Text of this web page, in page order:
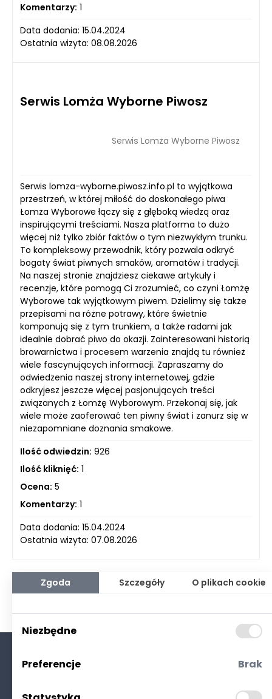
Komentarzy: 1
Data dodania: 15.04.2024
Ostatnia wizyta: 08.08.2026
Serwis Lomża Wyborne Piwosz
Serwis Lomża Wyborne Piwosz
Serwis lomza-wyborne.piwosz.info.pl to wyjątkowa
przestrzeń, w której miłość do doskonałego piwa
Łomża Wyborowe łączy się z głęboką wiedzą oraz
inspirującymi treściami. Nasza platforma to dużo
więcej niż tylko zbiór faktów o tym niezwykłym trunku.
To kompleksowy przewodnik, który pozwala odkryć
bogaty świat piwnych smaków, aromatów i tradycji.
Na naszej stronie znajdziesz ciekawe artykuły i
recenzje, które pomogą Ci zrozumieć, co czyni Łomżę
Wyborowe tak wyjątkowym piwem. Dzielimy się także
przepisami na różne potrawy, które świetnie
komponują się z tym trunkiem, a także radami jak
idealnie dobrać piwo do okazji. Zainteresowani historią
browarnictwa i procesem warzenia znajdą tu również
wiele fascynujących informacji. Zapraszamy do
odwiedzenia naszej strony internetowej, gdzie
odkryjesz jeszcze więcej pasjonujących treści
związanych z Łomżę Wyborowym. Przekonaj się, jak
wiele może zaoferować ten piwny świat i zanurz się w
niezapomniane doznania smakowe.
Ilość odwiedzin: 926
Ilość kliknięć: 1
Ocena: 5
Komentarzy: 1
Data dodania: 15.04.2024
Ostatnia wizyta: 07.08.2026
Zgoda Szczegóły O plikach cookie
Niezbędne
Preferencje Brak